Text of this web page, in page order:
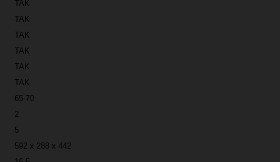
TAK
TAK
TAK
TAK
TAK
TAK
65-70
2
5
592 x 288 x 442